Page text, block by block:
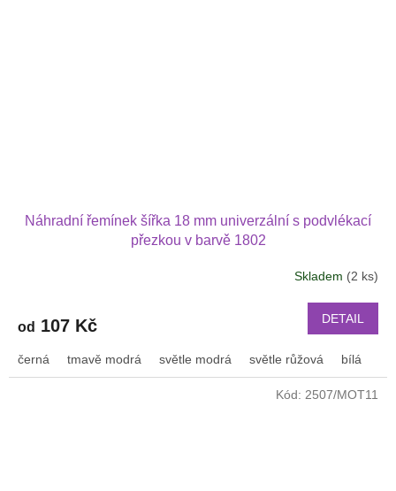
Náhradní řemínek šířka 18 mm univerzální s podvlékací
přezkou v barvě 1802
Skladem (2 ks)
od 107 Kč DETAIL
černá tmavě modrá světle modrá světle růžová bílá
Kód: 2507/MOT11